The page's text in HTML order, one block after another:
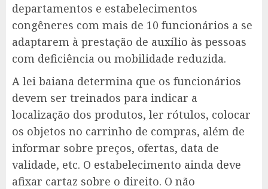
departamentos e estabelecimentos
congêneres com mais de 10 funcionários a se
adaptarem à prestação de auxílio às pessoas
com deficiência ou mobilidade reduzida.
A lei baiana determina que os funcionários
devem ser treinados para indicar a
localização dos produtos, ler rótulos, colocar
os objetos no carrinho de compras, além de
informar sobre preços, ofertas, data de
validade, etc. O estabelecimento ainda deve
afixar cartaz sobre o direito. O não